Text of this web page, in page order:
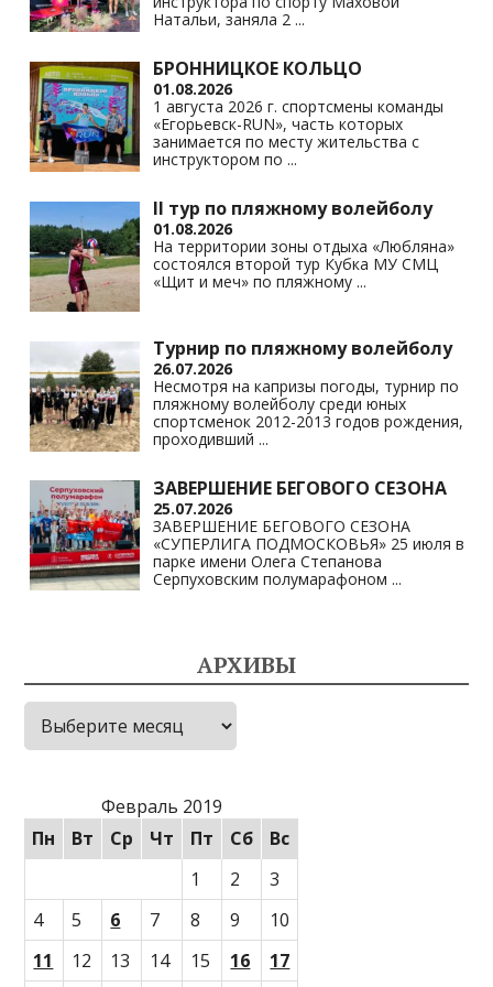
Натальи, заняла 2 ...
БРОННИЦКОЕ КОЛЬЦО
01.08.2026
1 августа 2026 г. спортсмены команды
«Егорьевск-RUN», часть которых
занимается по месту жительства с
инструктором по ...
II тур по пляжному волейболу
01.08.2026
На территории зоны отдыха «Любляна»
состоялся второй тур Кубка МУ СМЦ
«Щит и меч» по пляжному ...
Турнир по пляжному волейболу
26.07.2026
Несмотря на капризы погоды, турнир по
пляжному волейболу среди юных
спортсменок 2012-2013 годов рождения,
проходивший ...
ЗАВЕРШЕНИЕ БЕГОВОГО СЕЗОНА
25.07.2026
ЗАВЕРШЕНИЕ БЕГОВОГО СЕЗОНА
«СУПЕРЛИГА ПОДМОСКОВЬЯ» 25 июля в
парке имени Олега Степанова
Серпуховским полумарафоном ...
АРХИВЫ
Архивы
Февраль 2019
Пн
Вт Ср Чт Пт Сб
Вс
1
2
3
4
5 6 7 8 9
10
11
12 13 14 15 16 17